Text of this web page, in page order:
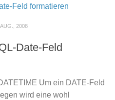
AUG., 2008
Date-Feld
Um ein DATE-Feld
wird eine wohl